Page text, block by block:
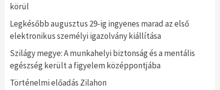
körül
Legkésőbb augusztus 29-ig ingyenes marad az első
elektronikus személyi igazolvány kiállítása
Szilágy megye: A munkahelyi biztonság és a mentális
egészség került a figyelem középpontjába
Történelmi előadás Zilahon